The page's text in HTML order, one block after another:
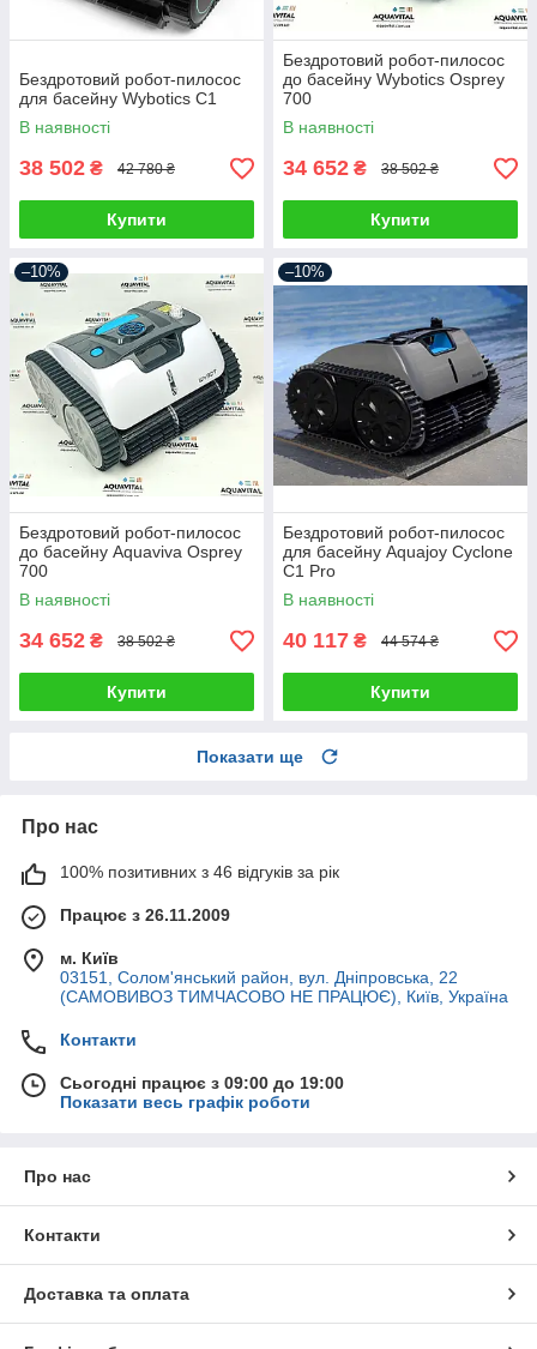
Бездротовий робот-пилосос
для басейну Wybotics C1
В наявності
38 502 ₴ 42 780 ₴
Купити
Бездротовий робот-пилосос
до басейну Wybotics Osprey
700
В наявності
34 652 ₴ 38 502 ₴
Купити
–10%
Бездротовий робот-пилосос
до басейну Aquaviva Osprey
700
В наявності
34 652 ₴ 38 502 ₴
Купити
–10%
Бездротовий робот-пилосос
для басейну Aquajoy Cyclone
C1 Pro
В наявності
40 117 ₴ 44 574 ₴
Купити
Показати ще
Про нас
100% позитивних з 46 відгуків за рік
Працює з 26.11.2009
м. Київ
03151, Солом'янський район, вул. Дніпровська, 22
(САМОВИВОЗ ТИМЧАСОВО НЕ ПРАЦЮЄ), Київ, Україна
Контакти
Сьогодні працює з 09:00 до 19:00
Показати весь графік роботи
Про нас
Контакти
Доставка та оплата